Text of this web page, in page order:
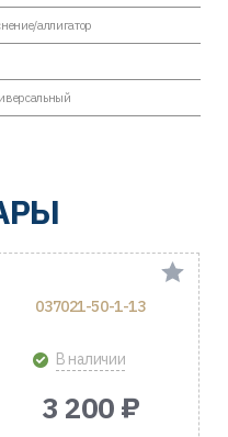
аллигатор
037021-50-1-13
В наличии
3 200 ₽